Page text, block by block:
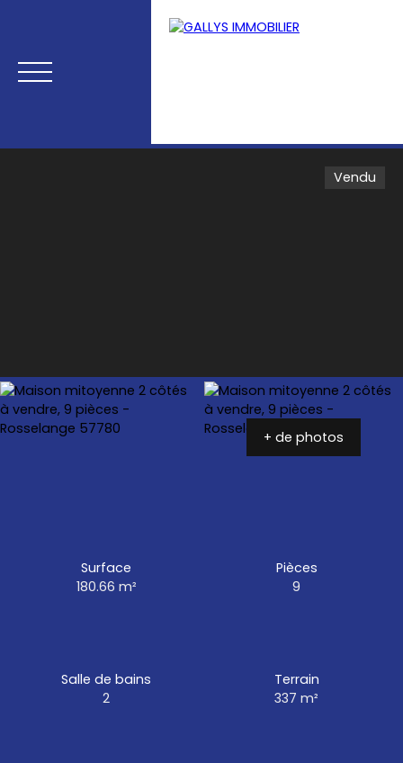
Vendu
+ de photos
Surface
180.66 m²
Pièces
9
Salle de bains
2
Terrain
337m²